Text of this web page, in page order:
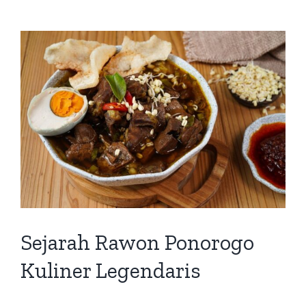
Sejarah Rawon Ponorogo
Kuliner Legendaris